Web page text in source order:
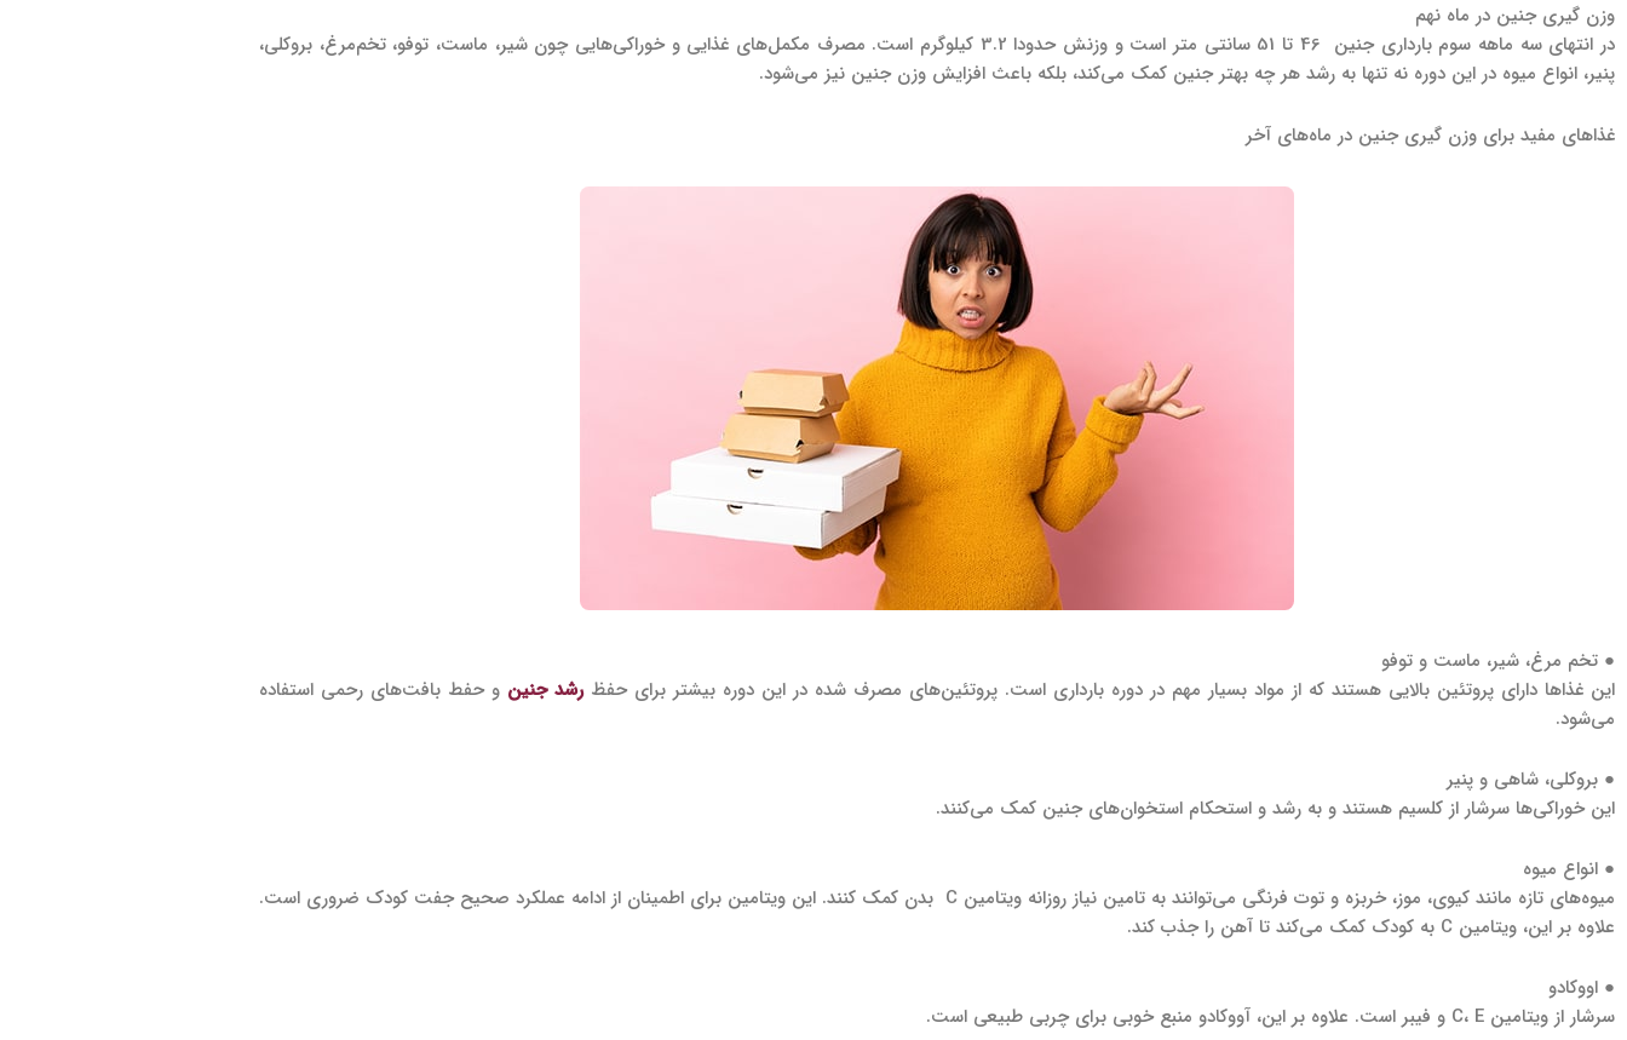
وزن گیری جنین در ماه نهم
در انتهای سه ماهه سوم بارداری جنین 46 تا 51 سانتی متر است و وزنش حدودا 3.2 کیلوگرم است. مصرف مکمل‌های غذایی و خوراکی‌هایی چون شیر، ماست، توفو، تخم‌مرغ، بروکلی،
پنیر، انواع میوه در این دوره نه تنها به رشد هر چه بهتر جنین کمک می‌کند، بلکه باعث افزایش وزن جنین نیز می‌شود.
غذاهای مفید برای وزن گیری جنین در ماه‌های آخر
● تخم مرغ، شیر، ماست و توفو
این غذاها دارای پروتئین بالایی هستند که از مواد بسیار مهم در دوره بارداری است. پروتئین‌های مصرف شده در این دوره بیشتر برای حفظرشد جنین و حفط بافت‌های رحمی استفاده
می‌شود.
● بروکلی، شاهی و پنیر
این خوراکی‌ها سرشار از کلسیم هستند و به رشد و استحکام استخوان‌های جنین کمک می‌کنند.
● انواع میوه
میوه‌های تازه مانند کیوی، موز، خربزه و توت فرنگی می‌توانند به تامین نیاز روزانه ویتامین C بدن کمک کنند. این ویتامین برای اطمینان از ادامه عملکرد صحیح جفت کودک ضروری است.
علاوه بر این، ویتامین C به کودک کمک می‌کند تا آهن را جذب کند.
● اووکادو
سرشار از ویتامین C، E و فیبر است. علاوه بر این، آووکادو منبع خوبی برای چربی طبیعی است.